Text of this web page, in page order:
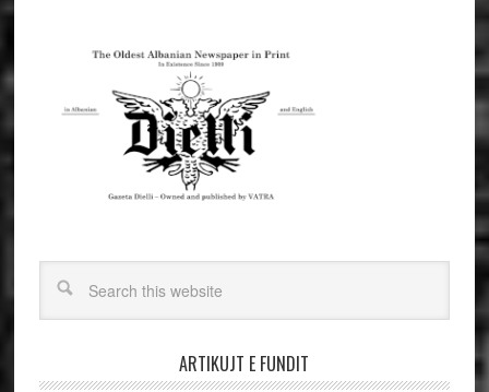
ARTIKUJT E FUNDIT